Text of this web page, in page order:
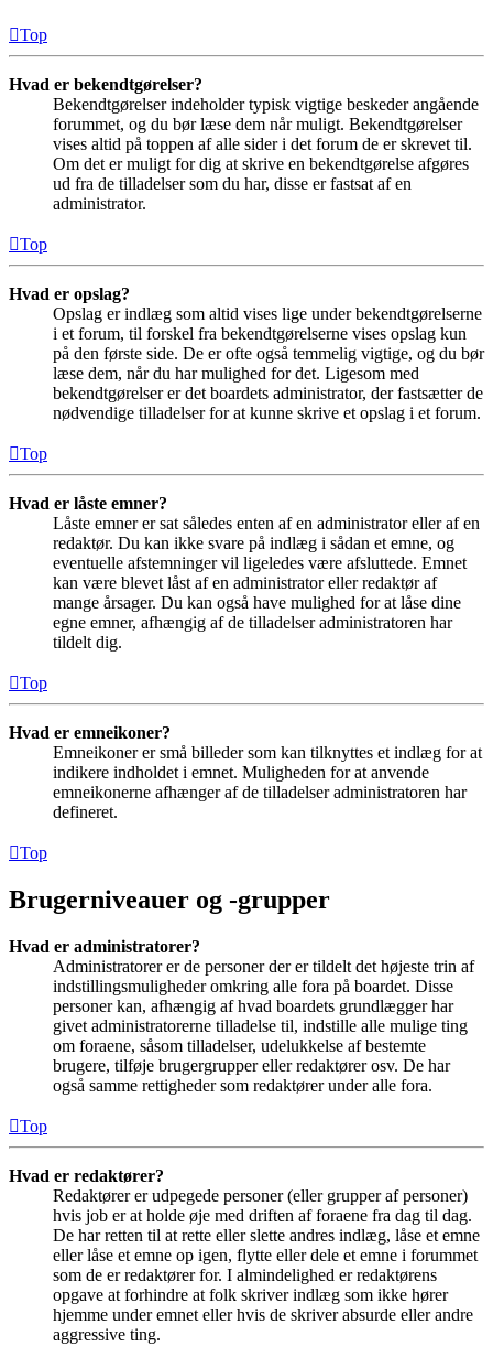
Top
Hvad er bekendtgørelser?
Bekendtgørelser indeholder typisk vigtige beskeder angående
forummet, og du bør læse dem når muligt. Bekendtgørelser
vises altid på toppen af alle sider i det forum de er skrevet til.
Om det er muligt for dig at skrive en bekendtgørelse afgøres
ud fra de tilladelser som du har, disse er fastsat af en
administrator.
Top
Hvad er opslag?
Opslag er indlæg som altid vises lige under bekendtgørelserne
i et forum, til forskel fra bekendtgørelserne vises opslag kun
på den første side. De er ofte også temmelig vigtige, og du bør
læse dem, når du har mulighed for det. Ligesom med
bekendtgørelser er det boardets administrator, der fastsætter de
nødvendige tilladelser for at kunne skrive et opslag i et forum.
Top
Hvad er låste emner?
Låste emner er sat således enten af en administrator eller af en
redaktør. Du kan ikke svare på indlæg i sådan et emne, og
eventuelle afstemninger vil ligeledes være afsluttede. Emnet
kan være blevet låst af en administrator eller redaktør af
mange årsager. Du kan også have mulighed for at låse dine
egne emner, afhængig af de tilladelser administratoren har
tildelt dig.
Top
Hvad er emneikoner?
Emneikoner er små billeder som kan tilknyttes et indlæg for at
indikere indholdet i emnet. Muligheden for at anvende
emneikonerne afhænger af de tilladelser administratoren har
defineret.
Top
Brugerniveauer og -grupper
Hvad er administratorer?
Administratorer er de personer der er tildelt det højeste trin af
indstillingsmuligheder omkring alle fora på boardet. Disse
personer kan, afhængig af hvad boardets grundlægger har
givet administratorerne tilladelse til, indstille alle mulige ting
om foraene, såsom tilladelser, udelukkelse af bestemte
brugere, tilføje brugergrupper eller redaktører osv. De har
også samme rettigheder som redaktører under alle fora.
Top
Hvad er redaktører?
Redaktører er udpegede personer (eller grupper af personer)
hvis job er at holde øje med driften af foraene fra dag til dag.
De har retten til at rette eller slette andres indlæg, låse et emne
eller låse et emne op igen, flytte eller dele et emne i forummet
som de er redaktører for. I almindelighed er redaktørens
opgave at forhindre at folk skriver indlæg som ikke hører
hjemme under emnet eller hvis de skriver absurde eller andre
aggressive ting.